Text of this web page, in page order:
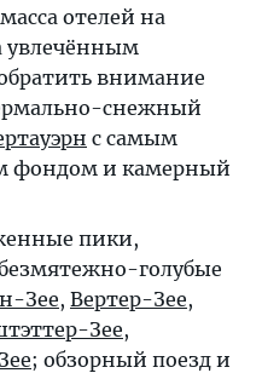
масса отелей на
увлечённым
внимание
снежный
с самым
фондом и камерный
пики,
голубые
Зее, Вертер-Зее,
Зее,
; обзорный поезд и